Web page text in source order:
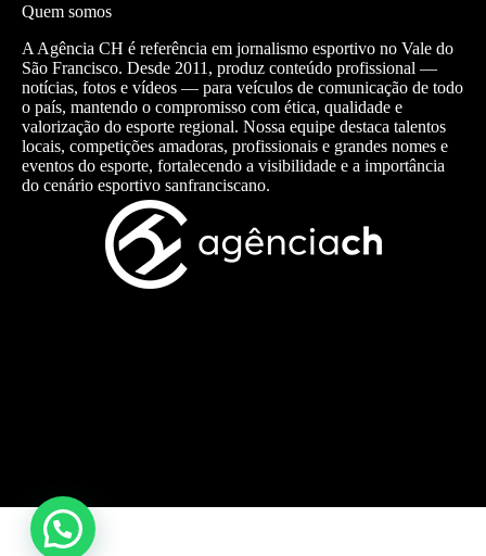
Quem somos
A Agência CH é referência em jornalismo esportivo no Vale do
São Francisco. Desde 2011, produz conteúdo profissional —
notícias, fotos e vídeos — para veículos de comunicação de todo
o país, mantendo o compromisso com ética, qualidade e
valorização do esporte regional. Nossa equipe destaca talentos
locais, competições amadoras, profissionais e grandes nomes e
eventos do esporte, fortalecendo a visibilidade e a importância
do cenário esportivo sanfranciscano.